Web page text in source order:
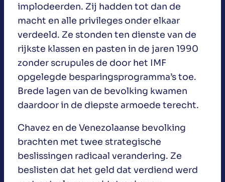
implodeerden. Zij hadden tot dan de
macht en alle privileges onder elkaar
verdeeld. Ze stonden ten dienste van de
rijkste klassen en pasten in de jaren 1990
zonder scrupules de door het IMF
opgelegde besparingsprogramma’s toe.
Brede lagen van de bevolking kwamen
daardoor in de diepste armoede terecht.
Chavez en de Venezolaanse bevolking
brachten met twee strategische
beslissingen radicaal verandering. Ze
beslisten dat het geld dat verdiend werd